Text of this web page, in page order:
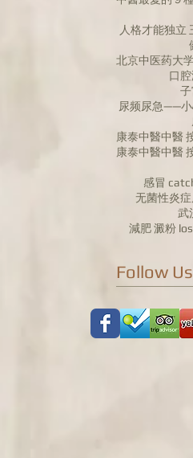
人格才能独立
口
尿频尿急——小
康泰中醫中醫
感冒
无菌性炎
武
減肥 澱粉
Follow Us